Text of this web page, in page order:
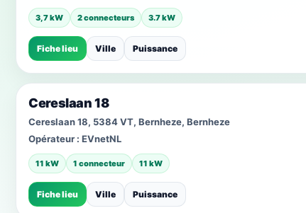
3,7 kW 2 connecteurs 3.7 kW
Fiche lieu Ville Puissance
Cereslaan 18
Cereslaan 18, 5384 VT, Bernheze, Bernheze
Opérateur : EVnetNL
11 kW 1 connecteur 11 kW
Fiche lieu Ville Puissance